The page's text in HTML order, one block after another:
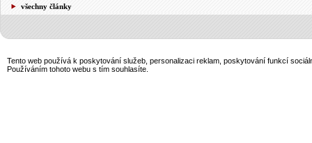
všechny články
Tento web používá k poskytování služeb, personalizaci reklam, poskytování funkcí
Používáním tohoto webu s tím souhlasíte.